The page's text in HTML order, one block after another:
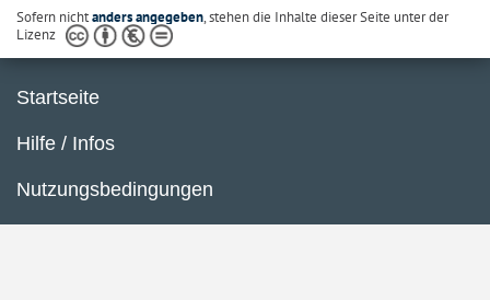
Sofern nichtanders angegeben, stehen die Inhalte dieser Seite unter der
Lizenz
Startseite
Hilfe / Infos
Nutzungsbedingungen